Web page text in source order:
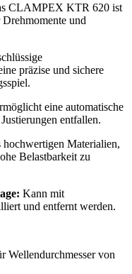
CLAMPEX KTR 620 ist
und
präzise und sichere
eine automatische
entfallen.
hochwertigen Materialien,
Belastbarkeit zu
Kann mit
und entfernt werden.
Wellendurchmesser von